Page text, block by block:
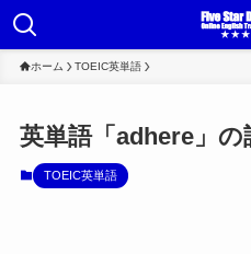
ホーム TOEIC英単語
英単語「adhere」の
TOEIC英単語